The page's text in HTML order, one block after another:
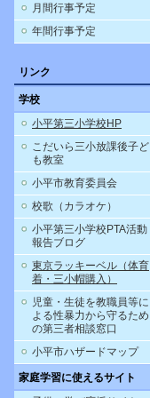
月間行事予定
年間行事予定
リンク
学校
小平第三小学校HP
こだいら三小放課後子ど
も教室
小平市教育委員会
校歌（カラオケ）
小平第三小学校PTA活動
報告ブログ
東京ラッキーベル（体育
着・三小帽購入）
児童・生徒を教職員等に
よる性暴力から守るため
の第三者相談窓口
小平市ハザードマップ
家庭学習に使えるサイト